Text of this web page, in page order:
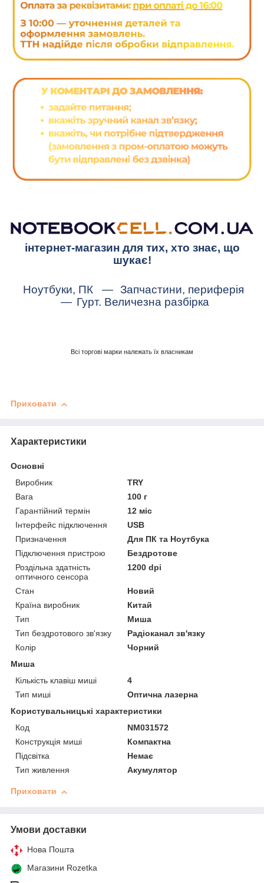
інтернет-магазин для тих, хто знає, що
шукає!
Ноутбуки, ПК — Запчастини, периферія
— Гурт. Величезна разбірка
Всі торгові марки належать їх власникам
Приховати
Характеристики
Основні
Виробник
TRY
Вага
100 г
Гарантійний термін
12 міс
Інтерфейс підключення
USB
Призначення
Для ПК та Ноутбука
Підключення пристрою
Бездротове
Роздільна здатність
оптичного сенсора
1200 dpi
Стан
Новий
Країна виробник
Китай
Тип
Миша
Тип бездротового зв'язку
Радіоканал зв'язку
Колір
Чорний
Миша
Кількість клавіш миші
4
Тип миші
Оптична лазерна
Користувальницькі характеристики
Код
NM031572
Конструкція миші
Компактна
Підсвітка
Немає
Тип живлення
Акумулятор
Приховати
Умови доставки
Нова Пошта
Магазини Rozetka